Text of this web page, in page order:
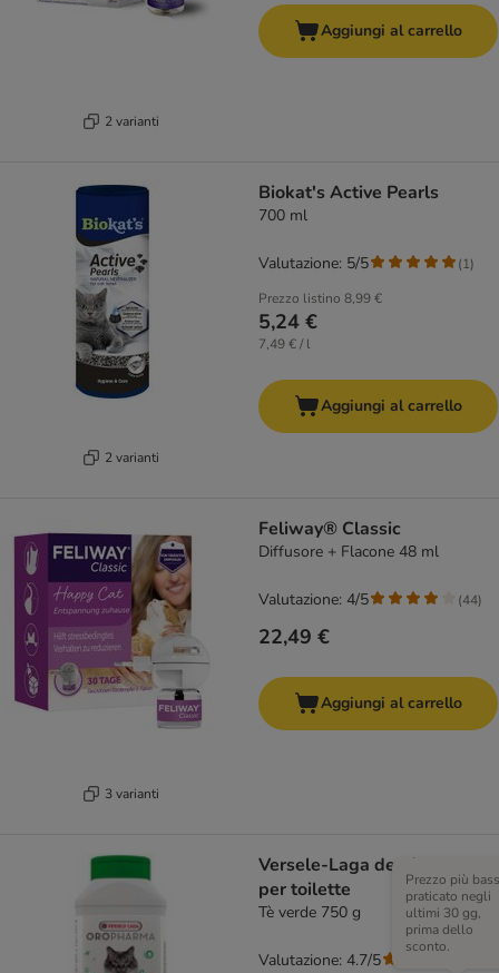
2 varianti
Aggiungi al carrello
2 varianti
Biokat's Active Pearls
700 ml
Prezzo listino 8,99 €
5,24 €
7,49 € / l
Valutazione: 5/5 (1)
Aggiungi al carrello
3 varianti
Feliway® Classic
Diffusore + Flacone 48 ml
22,49 €
Valutazione: 4/5 (44)
Aggiungi al carrello
Versele-Laga deodorante
per toilette
Tè verde 750 g
Prezzo più
praticato negli
ultimi 30 gg,
prima dello
sconto.
Valutazione: 4.7/5